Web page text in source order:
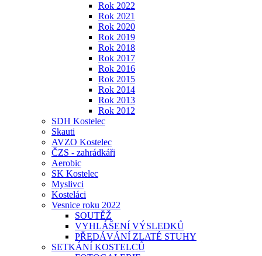
Rok 2022
Rok 2021
Rok 2020
Rok 2019
Rok 2018
Rok 2017
Rok 2016
Rok 2015
Rok 2014
Rok 2013
Rok 2012
SDH Kostelec
Skauti
AVZO Kostelec
ČZS - zahrádkáři
Aerobic
SK Kostelec
Myslivci
Kosteláci
Vesnice roku 2022
SOUTĚŽ
VYHLÁŠENÍ VÝSLEDKŮ
PŘEDÁVÁNÍ ZLATÉ STUHY
SETKÁNÍ KOSTELCŮ